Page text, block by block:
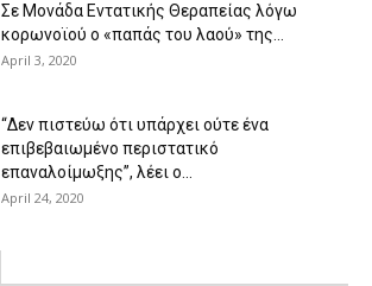
Σε Μονάδα Εντατικής Θεραπείας λόγω
κορωνοϊού ο «παπάς του λαού» της...
April 3, 2020
“Δεν πιστεύω ότι υπάρχει ούτε ένα
επιβεβαιωμένο περιστατικό
επαναλοίμωξης”, λέει ο...
April 24, 2020